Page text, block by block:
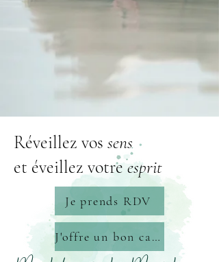
Réveillez vos sens
et éveillez votreesprit
Je prends RDV
J'offre un bon cadeau